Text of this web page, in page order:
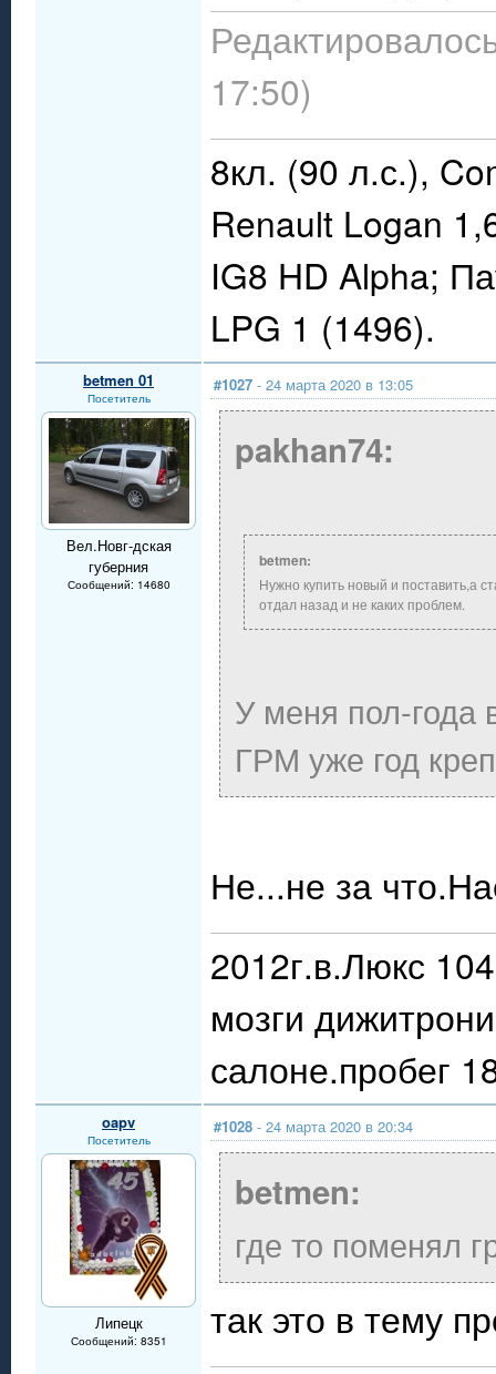
17:50)
8кл. (90 л.с.),
Renault Logan
IG8 HD Alpha;
LPG 1 (1496).
betmen 01
Посетитель
Вел.Новг-дская
губерния
Сообщений: 14680
#1027 - 24 марта 2020 в 13:05
pakhan74:
betmen:
Нужно купить новый и поставить,а
отдал назад и не каких проблем.
У меня пол-года
ГРМ уже год
Не...не за
2012г.в.Люкс
мозги
салоне.пробег
oapv
Посетитель
Липецк
Сообщений: 8351
#1028 - 24 марта 2020 в 20:34
betmen:
где то поменял
так это в тему